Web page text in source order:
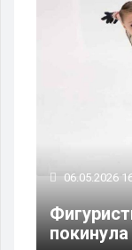
06.05.2026